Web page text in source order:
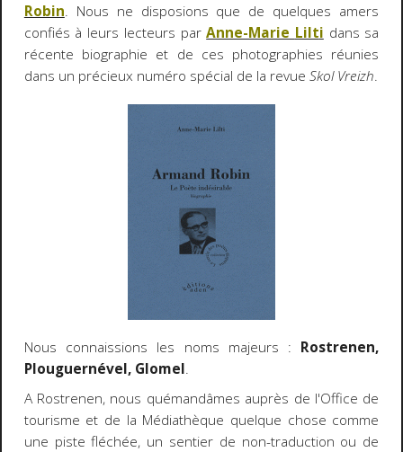
Robin. Nous ne disposions que de quelques amers
confiés à leurs lecteurs parAnne-Marie Lilti dans sa
récente biographie et de ces photographies réunies
dans un précieux numéro spécial de la revue Skol Vreizh.
Nous connaissions les noms majeurs : Rostrenen,
Plouguernével, Glomel.
A Rostrenen, nous quémandâmes auprès de l'Office de
tourisme et de la Médiathèque quelque chose comme
une piste fléchée, un sentier de non-traduction ou de